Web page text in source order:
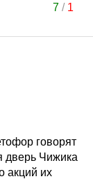
7/ 1
говорят
дверь Чижика
акций их